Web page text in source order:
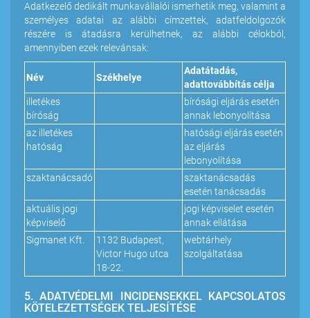
Adatkezelő dedikált munkavállalói ismerhetik meg, valamint a
személyes adatai az alábbi címzettek, adatfeldolgozók
részére is átadásra kerülhetnek, az alábbi célokból,
amennyiben ezek relevánsak:
Név Székhelye
Adatátadás,
adattovábbítás célja
illetékes
bíróság
bírósági eljárás esetén
annak lebonyolítása
az illetékes
hatóság
hatósági eljárás esetén
az eljárás
lebonyolítása
szaktanácsadó
szaktanácsadás
esetén tanácsadás
aktuális jogi
képviselő
jogi képviselet esetén
annak ellátása
Sigmanet Kft.
1132 Budapest,
Victor Hugo utca
18-22.
webtárhely
szolgáltatása
5. ADATVÉDELMI INCIDENSEKKEL KAPCSOLATOS
KÖTELEZETTSÉGEK TELJESÍTÉSE